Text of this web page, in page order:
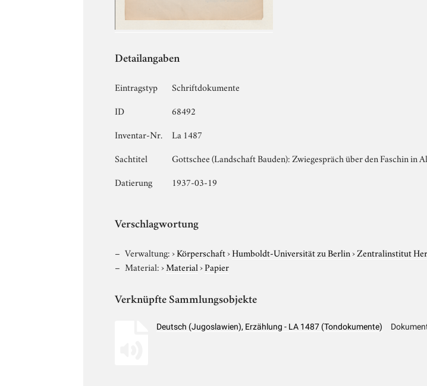
Detailangaben
Eintragstyp
Schriftdokumente
ID
68492
Inventar-Nr.
La 1487
Sachtitel
Gottschee (Landschaft Bauden): Zwiegespräch über den Faschin in
Datierung
1937-03-19
Verschlagwortung
Verwaltung:›Körperschaft›Humboldt-Universität zu Berlin›Zentralinstitut
Material:›Material›Papier
Verknüpfte Sammlungsobjekte
Deutsch (Jugoslawien), Erzählung - LA 1487 (Tondokumente)